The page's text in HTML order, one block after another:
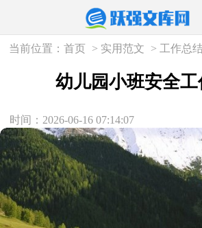
当前位置：首页 > 实用范文 > 工作总
幼儿园小班安全
时间：2026-06-16 07:14:07